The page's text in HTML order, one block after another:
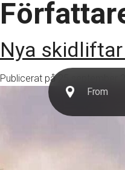
Nya skidliftar
Publicerat på